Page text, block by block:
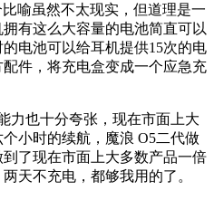
喻虽然不太现实，但道理是一
有这么大容量的电池简直可以
电池可以给耳机提供15次的电
件，将充电盒变成一个应急充
力也十分夸张，现在市面上大
小时的续航，魔浪 O5二代做
了现在市面上大多数产品一倍
天不充电，都够我用的了。